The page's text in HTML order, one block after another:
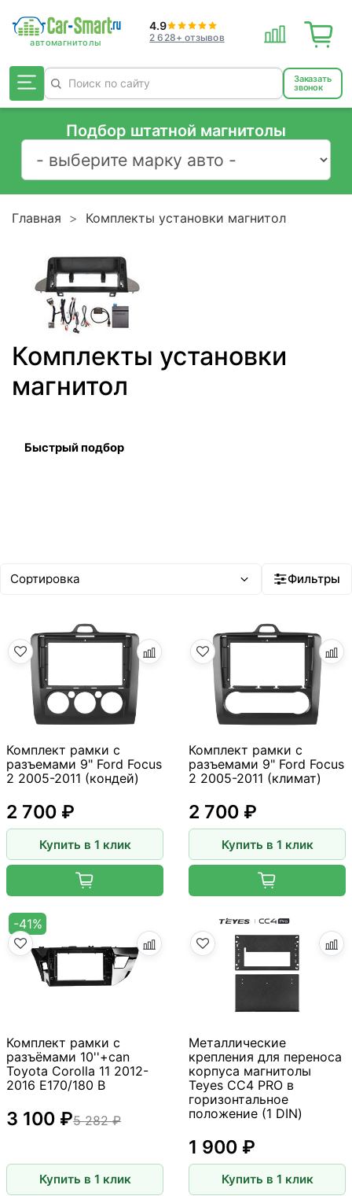
4.9
2 628+ отзывов
Заказать
звонок
Подбор штатной магнитолы
Главная Комплекты установки магнитол
Комплекты установки
магнитол
Быстрый подбор
Фильтры
Комплект рамки с
разъемами 9" Ford Focus
2 2005-2011 (кондей)
2 700 ₽
Купить в 1 клик
Комплект рамки с
разъемами 9" Ford Focus
2 2005-2011 (климат)
2 700 ₽
Купить в 1 клик
-41%
Комплект рамки с
разъёмами 10''+can
Toyota Corolla 11 2012-
2016 E170/180 B
5 282 ₽
3 100 ₽
Купить в 1 клик
Металлические
крепления для переноса
корпуса магнитолы
Teyes CC4 PRO в
горизонтальное
положение (1 DIN)
1 900 ₽
Купить в 1 клик